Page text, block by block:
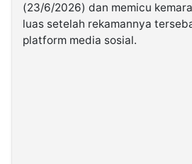
Kabarbaru
(23/6/2026) dan memicu
luas setelah rekamannya
platform media sosial.